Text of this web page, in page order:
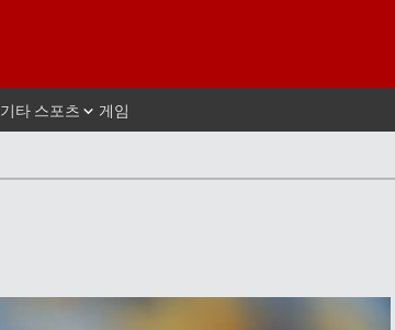
기타 스포츠 게임